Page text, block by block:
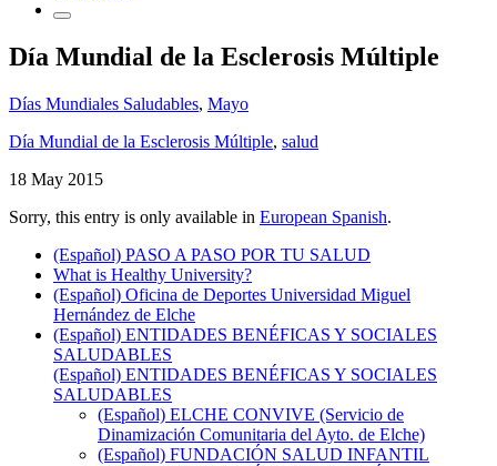
Día Mundial de la Esclerosis Múltiple
Días Mundiales Saludables, Mayo
Día Mundial de la Esclerosis Múltiple, salud
18 May 2015
Sorry, this entry is only available in European Spanish.
(Español) PASO A PASO POR TU SALUD
What is Healthy University?
(Español) Oficina de Deportes Universidad Miguel
Hernández de Elche
(Español) ENTIDADES BENÉFICAS Y SOCIALES
SALUDABLES
(Español) ENTIDADES BENÉFICAS Y SOCIALES
SALUDABLES
(Español) ELCHE CONVIVE (Servicio de
Dinamización Comunitaria del Ayto. de Elche)
(Español) FUNDACIÓN SALUD INFANTIL